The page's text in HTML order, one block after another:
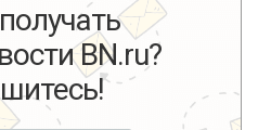
BN.ru?